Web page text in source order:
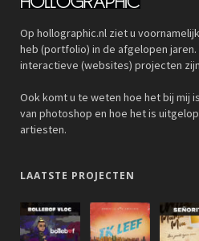
Op hollographic.nl ziet u
heb (portfolio) in de afgelopen jaren.
interactieve (websites) projecten
Ook komt u te weten hoe het bij mij
van photoshop en hoe het is
artiesten.
LAATSTE PROJECTEN